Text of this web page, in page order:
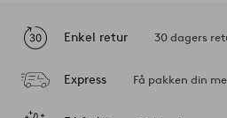
Enkel retur 30 dagers
Express Få pakken din